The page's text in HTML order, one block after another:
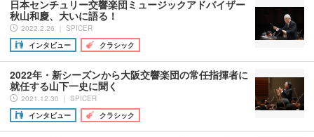
日本センチュリー交響楽団ミュージックアドバイザー
秋山和慶、大いに語る！
2022.2.26 ｜ SPICER
インタビュー
クラシック
2022年・新シーズンから大阪交響楽団の常任指揮者に
就任する山下一史に聞く
2021.12.30 ｜ SPICER
インタビュー
クラシック